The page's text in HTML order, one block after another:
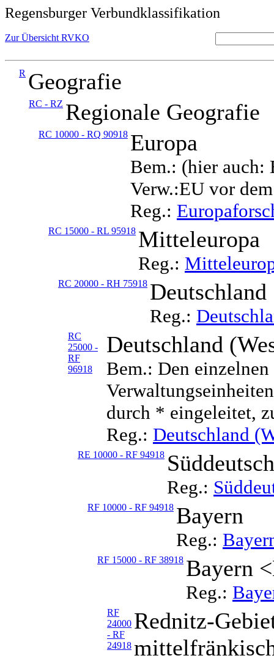
Regensburger Verbundklassifikation
Zur Übersicht RVKO
R Geografie
RC - RZ Regionale Geografie
RC 10000 - RQ 90918 Europa
Bem.: (hier auch:
Verw.:EU vor
Reg.:
RC 15000 - RL 95918 Mitteleuropa
Reg.:
RC 20000 - RH 75918 Deutschland
Reg.:
RC
25000 -
RF
96918
Deutschland
Bem.: Den
durch * eingeleitet,
Reg.: Deutschland
RE 10000 - RF 94918
Reg.:
RF 10000 - RF 94918 Bayern
Reg.:
RF 15000 - RF 38918 Bayern
Reg.:
RF
24000
- RF
24918
Rednitz-